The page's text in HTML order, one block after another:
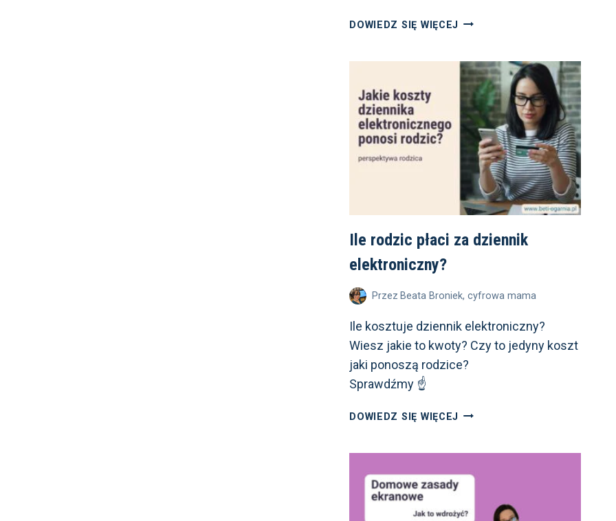
DOWIEDZ SIĘ WIĘCEJ USTAWIENIA
DZIECI.
KOMPLETNY
PRZEWODNIK
OD MALUCHA
DO NASTOLATKA
Ile rodzic płaci za dziennik
elektroniczny?
Przez Beata Broniek, cyfrowa mama
Ile kosztuje dziennik elektroniczny?
Wiesz jakie to kwoty? Czy to jedyny koszt
jaki ponoszą rodzice?
Sprawdźmy ☝️
DOWIEDZ SIĘ WIĘCEJ ILE
ELEKTRONICZNY?